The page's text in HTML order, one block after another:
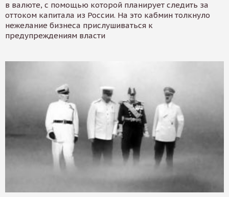
в валюте, с помощью которой планирует следить за
оттоком капитала из России. На это кабмин толкнуло
нежелание бизнеса прислушиваться к
предупреждениям власти